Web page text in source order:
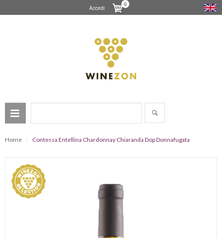
Accedi
0
Home Contessa Entellina Chardonnay Chiaranda Dop Donnafugata